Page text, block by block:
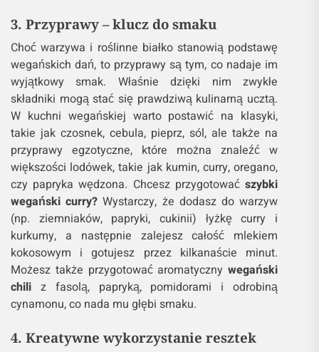
3. Przyprawy – klucz do smaku
Choć warzywa i roślinne białko stanowią podstawę
wegańskich dań, to przyprawy są tym, co nadaje im
wyjątkowy smak. Właśnie dzięki nim zwykłe
składniki mogą stać się prawdziwą kulinarną ucztą.
W kuchni wegańskiej warto postawić na klasyki,
takie jak czosnek, cebula, pieprz, sól, ale także na
przyprawy egzotyczne, które można znaleźć w
większości lodówek, takie jak kumin, curry, oregano,
czy papryka wędzona. Chcesz przygotowaćszybki
wegański curry? Wystarczy, że dodasz do warzyw
(np. ziemniaków, papryki, cukinii) łyżkę curry i
kurkumy, a następnie zalejesz całość mlekiem
kokosowym i gotujesz przez kilkanaście minut.
Możesz także przygotować aromatycznywegański
chili z fasolą, papryką, pomidorami i odrobiną
cynamonu, co nada mu głębi smaku.
4. Kreatywne wykorzystanie resztek